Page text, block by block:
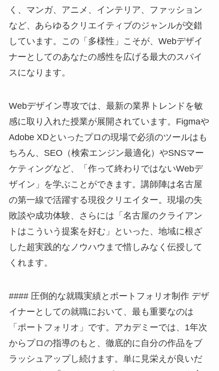
く、マンガ、アニメ、インテリア、ファッション
など、あらゆるクリエイティブのジャンルが交錯
しています。この「多様性」こそが、Webデザイ
ナーとしてのあなたの感性を広げる最大のスパイ
スになります。
Webデザイン専攻では、最新の業界トレンドを敏
感に取り入れた授業が展開されています。Figmaや
Adobe XDといったプロの現場で必須のツールはも
ちろん、SEO（検索エンジン最適化）やSNSマー
ケティングなど、「作って終わりではないWebデ
ザイン」を学ぶことができます。講師陣は名古屋
の第一線で活躍する現役クリエイター。現場の失
敗談や成功体験、さらには「名古屋のクライアン
トはこういう提案を好む」といった、地域に根ざ
した超実践的なノウハウまで惜しみなく伝授して
くれます。
#### 圧倒的な就職実績とポートフォリオ制作 デザ
イナーとしての就職において、最も重要なのは
「ポートフォリオ」です。アカデミーでは、1年次
からプロの指導のもと、徹底的に自分の作品をブ
ラッシュアップし続けます。単に見栄えが良いだ